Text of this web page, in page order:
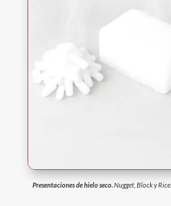
Presentaciones de hielo seco.Nugget, Block y Rice.